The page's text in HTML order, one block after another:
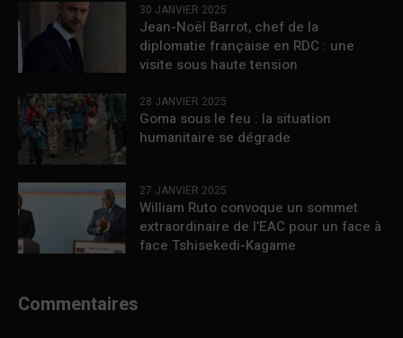
30 JANVIER 2025
Jean-Noël Barrot, chef de la
diplomatie française en RDC : une
visite sous haute tension
28 JANVIER 2025
Goma sous le feu : la situation
humanitaire se dégrade
27 JANVIER 2025
William Ruto convoque un sommet
extraordinaire de l’EAC pour un face à
face Tshisekedi-Kagame
Commentaires